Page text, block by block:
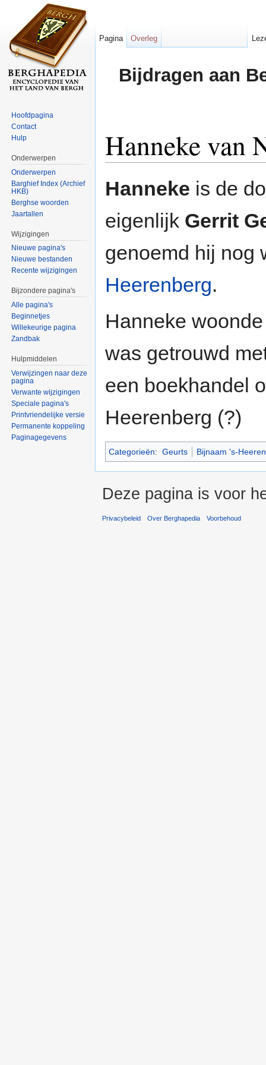
Bijdragen aan
Hanneke van
Hanneke is de
eigenlijk Gerrit
genoemd hij nog
Heerenberg.
Hanneke
was getrouwd
een boekhandel
Heerenberg (?)
Categorieën: Geurts Bijnaam 's-
Pagina Overleg
Hoofdpagina
Contact
Hulp
Onderwerpen
Onderwerpen
Barghief Index (Archief
HKB)
Berghse woorden
Jaartallen
Wijzigingen
Nieuwe pagina's
Nieuwe bestanden
Recente wijzigingen
Bijzondere pagina's
Alle pagina's
Beginnetjes
Willekeurige pagina
Zandbak
Hulpmiddelen
Verwijzingen naar deze
pagina
Verwante wijzigingen
Speciale pagina's
Printvriendelijke versie
Permanente koppeling
Paginagegevens
Deze pagina is voor
Privacybeleid Over Berghapedia Voorbehoud